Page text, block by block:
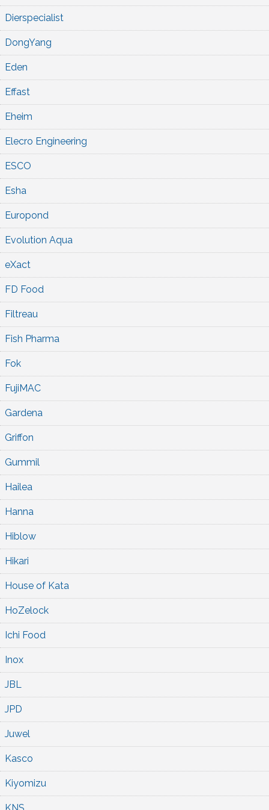
Dierspecialist
DongYang
Eden
Effast
Eheim
Elecro Engineering
ESCO
Esha
Europond
Evolution Aqua
eXact
FD Food
Filtreau
Fish Pharma
Fok
FujiMAC
Gardena
Griffon
Gummil
Hailea
Hanna
Hiblow
Hikari
House of Kata
HoZelock
Ichi Food
Inox
JBL
JPD
Juwel
Kasco
Kiyomizu